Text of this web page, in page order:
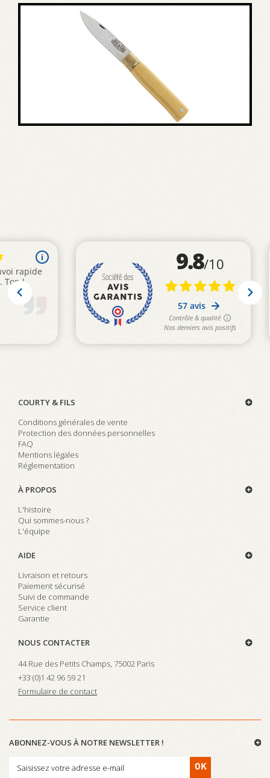
COURTY & FILS
Conditions générales de vente
Protection des données personnelles
FAQ
Mentions légales
Réglementation
À PROPOS
L'histoire
Qui sommes-nous ?
L'équipe
AIDE
Livraison et retours
Paiement sécurisé
Suivi de commande
Service client
Garantie
NOUS CONTACTER
44 Rue des Petits Champs, 75002 Paris
+33 (0)1 42 96 59 21
Formulaire de contact
ABONNEZ-VOUS À NOTRE NEWSLETTER !
OK